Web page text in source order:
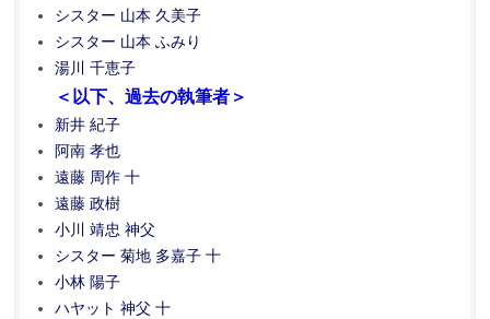
シスター 山本 久美子
シスター 山本 ふみり
湯川 千恵子
＜以下、過去の執筆者＞
新井 紀子
阿南 孝也
遠藤 周作 十
遠藤 政樹
小川 靖忠 神父
シスター 菊地 多嘉子 十
小林 陽子
ハヤット 神父 十